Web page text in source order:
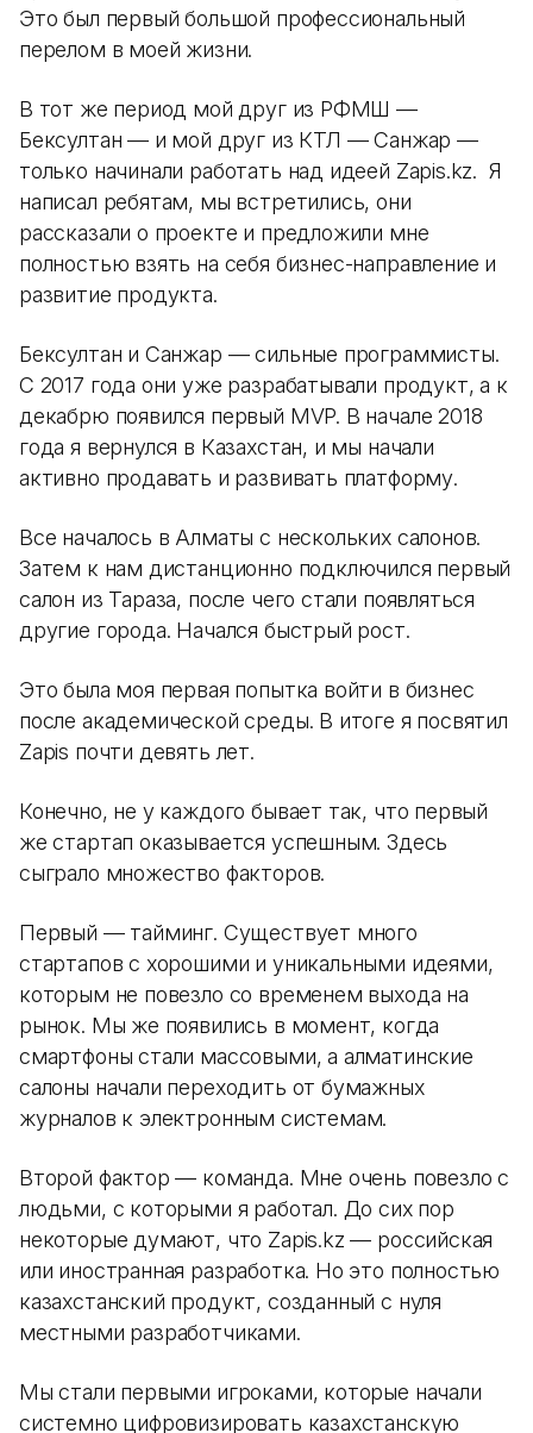
Это был первый большой профессиональный
перелом в моей жизни.
В тот же период мой друг из РФМШ —
Бексултан — и мой друг из КТЛ — Санжар —
только начинали работать над идеей Zapis.kz. Я
написал ребятам, мы встретились, они
рассказали о проекте и предложили мне
полностью взять на себя бизнес-направление и
развитие продукта.
Бексултан и Санжар — сильные программисты.
С 2017 года они уже разрабатывали продукт, а к
декабрю появился первый MVP. В начале 2018
года я вернулся в Казахстан, и мы начали
активно продавать и развивать платформу.
Все началось в Алматы с нескольких салонов.
Затем к нам дистанционно подключился первый
салон из Тараза, после чего стали появляться
другие города. Начался быстрый рост.
Это была моя первая попытка войти в бизнес
после академической среды. В итоге я посвятил
Zapis почти девять лет.
Конечно, не у каждого бывает так, что первый
же стартап оказывается успешным. Здесь
сыграло множество факторов.
Первый — тайминг. Существует много
стартапов с хорошими и уникальными идеями,
которым не повезло со временем выхода на
рынок. Мы же появились в момент, когда
смартфоны стали массовыми, а алматинские
салоны начали переходить от бумажных
журналов к электронным системам.
Второй фактор — команда. Мне очень повезло с
людьми, с которыми я работал. До сих пор
некоторые думают, что Zapis.kz — российская
или иностранная разработка. Но это полностью
казахстанский продукт, созданный с нуля
местными разработчиками.
Мы стали первыми игроками, которые начали
системно цифровизировать казахстанскую